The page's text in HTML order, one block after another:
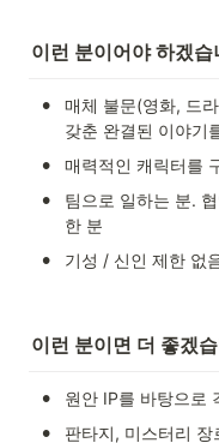
이런 분이어야 하겠습
•
매체 불문(영화, 드
갖춘 완결된 이야기
• 매력적인 캐릭터를
•
팀으로 일하는 분.
한 분
• 기성 / 신인 제한 없
이런 분이면 더 좋겠
• 원안 IP를 바탕으로
• 판타지, 미스터리